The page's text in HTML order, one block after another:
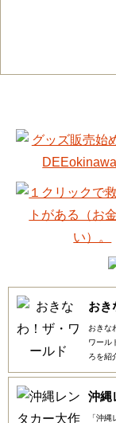
おき
おきな
ワール
ろを紹
沖縄
「沖